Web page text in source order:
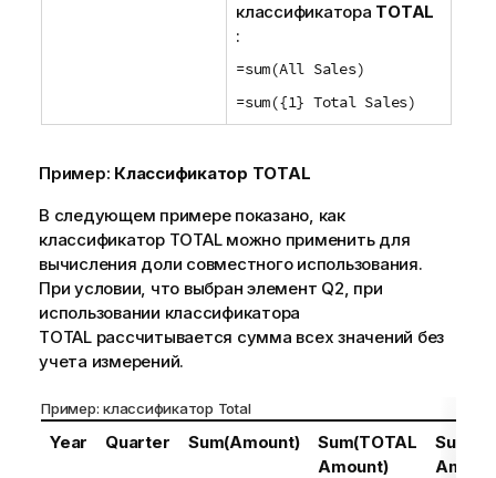
классификатора TOTAL
:
=sum(All Sales)
=sum({1} Total Sales)
Пример: Классификатор TOTAL
В следующем примере показано, как
классификатор TOTALможно применить для
вычисления доли совместного использования.
При условии, что выбран элемент Q2, при
использовании классификатора
TOTALрассчитывается сумма всех значений без
учета измерений.
Пример: классификатор Total
Year Quarter Sum(Amount)
Sum(TOTAL
Amount)